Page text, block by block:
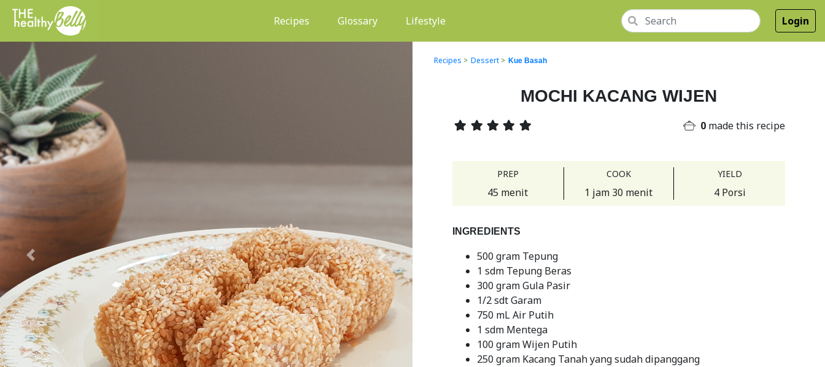
Recipes (current)Glossary Lifestyle Login
Previous Next
Recipes > Dessert > Kue Basah
MOCHI KACANG WIJEN
0 made this recipe
PREP
45 menit
COOK
1 jam 30 menit
YIELD
4 Porsi
INGREDIENTS
500 gram Tepung
1 sdm Tepung Beras
300 gram Gula Pasir
1/2 sdt Garam
750 mL Air Putih
1 sdm Mentega
100 gram Wijen Putih
250 gram Kacang Tanah yang sudah dipanggang